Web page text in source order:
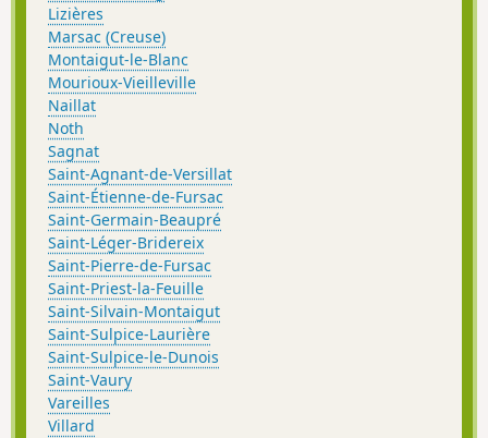
Lizières
Marsac (Creuse)
Montaigut-le-Blanc
Mourioux-Vieilleville
Naillat
Noth
Sagnat
Saint-Agnant-de-Versillat
Saint-Étienne-de-Fursac
Saint-Germain-Beaupré
Saint-Léger-Bridereix
Saint-Pierre-de-Fursac
Saint-Priest-la-Feuille
Saint-Silvain-Montaigut
Saint-Sulpice-Laurière
Saint-Sulpice-le-Dunois
Saint-Vaury
Vareilles
Villard